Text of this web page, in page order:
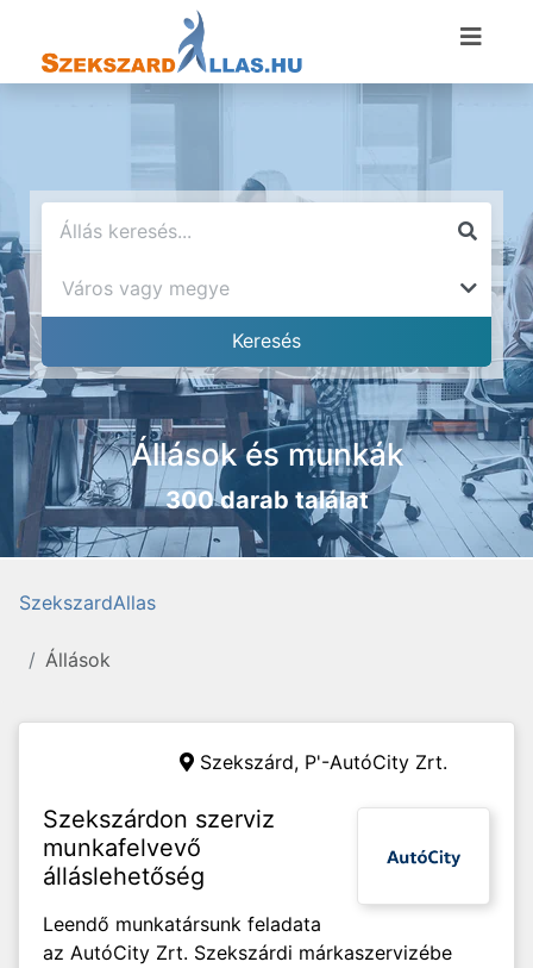
Állások és munkák
300 darab találat
SzekszardAllas
Állások
Szekszárd, P'-AutóCity Zrt.
Szekszárdon szerviz
munkafelvevő
álláslehetőség
Leendő munkatársunk feladata
az AutóCity Zrt. Szekszárdi márkaszervizébe